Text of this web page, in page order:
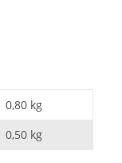
0,80 kg
0,50 kg